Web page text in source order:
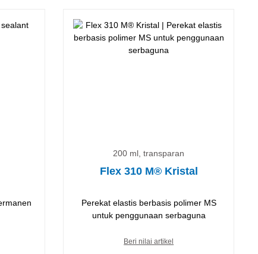
200 ml, transparan
Flex 310 M® Kristal
Perekat elastis berbasis polimer MS
untuk penggunaan serbaguna
Beri nilai artikel